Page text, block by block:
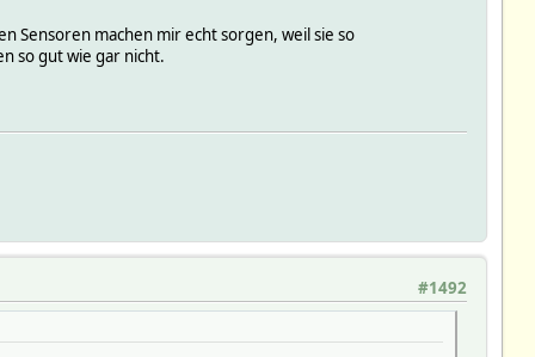
Sensoren machen mir echt sorgen, weil sie so
so gut wie gar nicht.
#1492